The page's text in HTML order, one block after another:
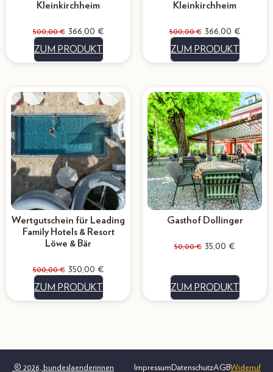
Kleinkirchheim
500,00€ 366,00 €
ZUM PRODUKT
Kleinkirchheim
500,00€ 366,00 €
ZUM PRODUKT
Wertgutschein für Leading
Family Hotels & Resort
Löwe & Bär
500,00€ 350,00 €
ZUM PRODUKT
Gasthof Dollinger
50,00€ 35,00 €
ZUM PRODUKT
© 2026, bundeslaenderinnen Impressum DatenschutzAGBWiderruf